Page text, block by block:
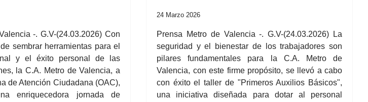
-. G.V-(24.03.2026) Con
sembrar herramientas para el
y el éxito personal de las
la C.A. Metro de Valencia, a
de Atención Ciudadana (OAC),
enriquecedora jornada de
24 Marzo 2026
Prensa Metro de Valencia -. G.V-(24.03.2026) La
seguridad y el bienestar de los trabajadores son
pilares fundamentales para la C.A. Metro de
Valencia, con este firme propósito, se llevó a cabo
con éxito el taller de "Primeros Auxilios Básicos",
una iniciativa diseñada para dotar al personal